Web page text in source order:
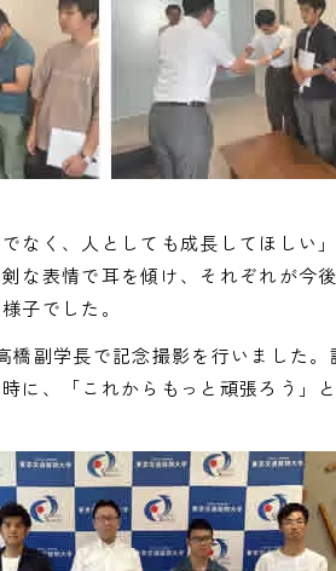
なく、人としても成長してほしい
な表情で耳を傾け、それぞれが今
子でした。
副学長で記念撮影を行いました。
に、「これからもっと頑張ろう」